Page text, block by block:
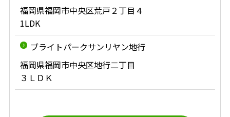
福岡県福岡市中央区荒戸２丁目４
1LDK
ブライトパークサンリヤン地行
福岡県福岡市中央区地行二丁目
３ＬＤＫ